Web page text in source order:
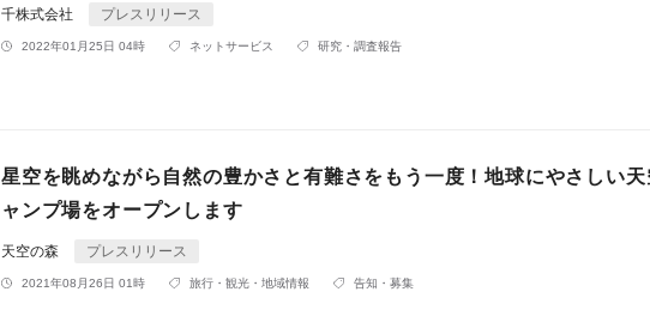
千株式会社 プレスリリース
2022年01月25日 04時 ネットサービス 研究・調査報告
星空を眺めながら自然の豊かさと有難さをもう一度！地球にやさしい
ャンプ場をオープンします
天空の森 プレスリリース
2021年08月26日 01時 旅行・観光・地域情報 告知・募集